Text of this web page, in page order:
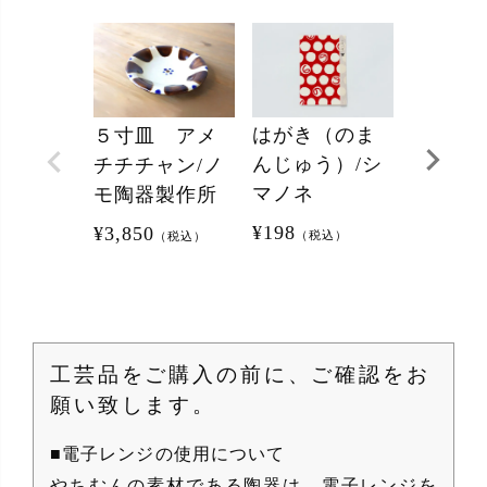
５寸皿 アメ
チチチャン/ノ
モ陶器製作所
¥3,850 （税込）
はがき（のま
んじゅう）/シ
マノネ
¥198 （税込）
ャン
工芸品をご購入の前に、ご確認をお
願い致します。
■電子レンジの使用について